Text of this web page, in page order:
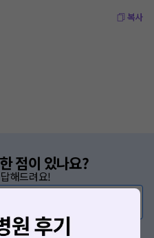
복사
점이 있나요?
해드려요!
양한 게시글 보러가기